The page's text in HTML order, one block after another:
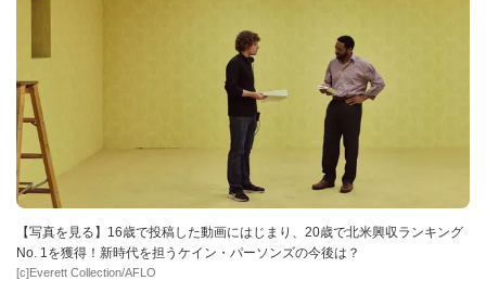
【写真を見る】16歳で投稿した動画にはじまり、20歳で北米興収ランキング
No. 1を獲得！新時代を担うケイン・パーソンズの今後は？
[c]Everett Collection/AFLO